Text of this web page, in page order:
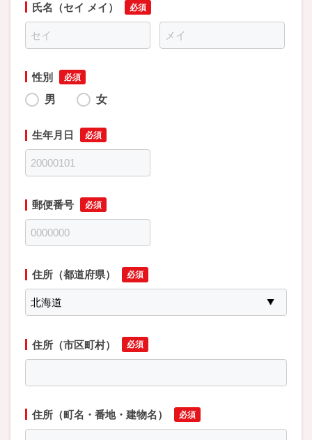
氏名（セイ メイ）
性別
男
女
生年月日
郵便番号
住所（都道府県）
住所（市区町村）
住所（町名・番地・建物名）